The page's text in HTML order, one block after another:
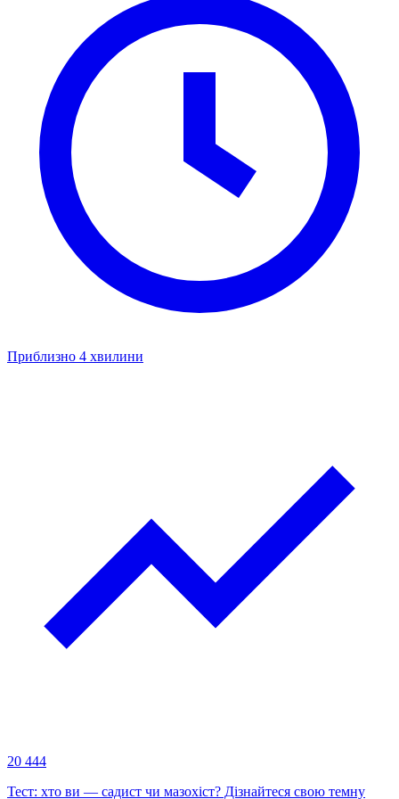
Приблизно 4 хвилини
20 444
Тест: хто ви — садист чи мазохіст? Дізнайтеся свою темну